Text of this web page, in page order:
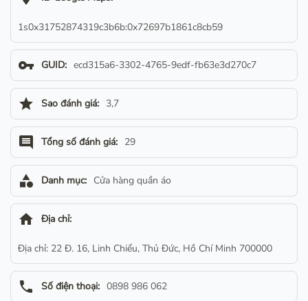
1s0x31752874319c3b6b:0x72697b1861c8cb59
vpn_key GUID: ecd315a6-3302-4765-9edf-fb63e3d270c7
star Sao đánh giá: 3,7
comment Tổng số đánh giá: 29
category Danh mục: Cửa hàng quần áo
home Địa chỉ:
Địa chỉ: 22 Đ. 16, Linh Chiểu, Thủ Đức, Hồ Chí Minh 700000
phone Số điện thoại: 0898 986 062